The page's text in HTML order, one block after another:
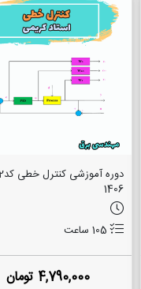
1406
105 ساعت
4,790,000 تومان